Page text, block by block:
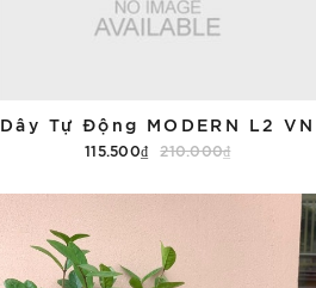
Dây Tự Động MODERN L2 VN
115.500₫ 210.000₫
Tùy chọn